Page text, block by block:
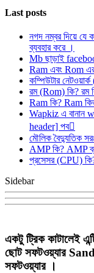
Last posts
নগদ নম্বর দিয়ে যে
ব্যবহার করে ।
Mb ছাড়াই
Ram এবং Rom এর
কম্পিউটার
রম (Rom) কি? রম
Ram কি? Ram
Wapkiz এ বানান
header] পব
মৌলিক বৈদ্যুতিক
AMP কি? AMP
প্রসেসর (CPU)
Sidebar
একটু ট্রিক কাটালেই
ছোট সফটওয়্যার
সফটওয়্যার ।